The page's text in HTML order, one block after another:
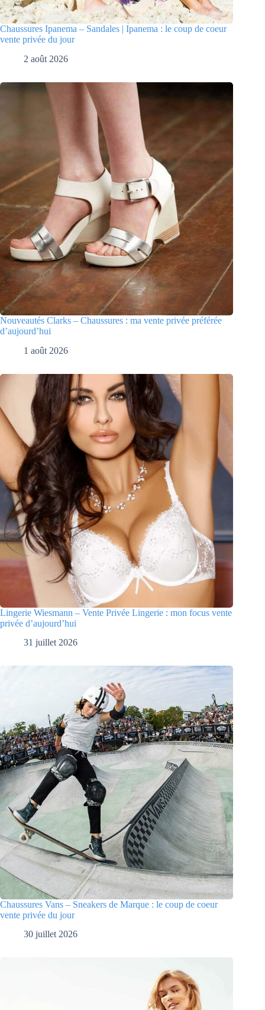
Chaussures Ipanema – Sandales | Ipanema : le coup de coeur
vente privée du jour
2 août 2026
Nouveautés Clarks – Chaussures : ma vente privée préférée
d’aujourd’hui
1 août 2026
Lingerie Wiesmann – Vente Privée Lingerie : mon focus vente
privée d’aujourd’hui
31 juillet 2026
Chaussures Vans – Sneakers de Marque : le coup de coeur
vente privée du jour
30 juillet 2026